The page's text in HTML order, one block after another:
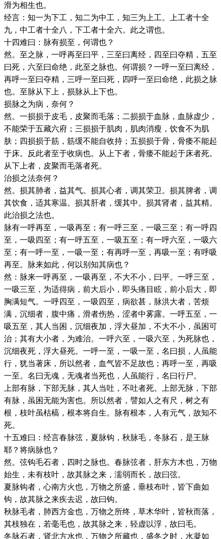
滑为相生也。
经言：知一为下工，知二为中工，知三为上工。上工者十全
九，中工者十全八，下工者十全六。此之谓也。
十四难曰：脉有损至，何谓也？
然。至之脉，一呼再至曰平，三至曰离经，四至曰夺精，五至
曰死，六至曰命绝，此至之脉也。何谓损？一呼一至曰离经，
再呼一至曰夺精，三呼一至曰死，四呼一至曰命绝，此损之脉
也。至脉从下上，损脉从上下也。
损脉之为病，奈何？
然。一损损于皮毛，皮聚而毛落；二损损于血脉，血脉虚少，
不能荣于五藏六府；三损损于肌肉，肌肉消瘦，饮食不为肌
肤；四损损于筋，筋缓不能自收持；五损损于骨，骨痿不能起
于床。反此者至于收病也。从上下者，骨痿不能起于床者死。
从下上者，皮聚而毛落者死。
治损之法奈何？
然。损其肺者，益其气。损其心者，调其荣卫。损其脾者，调
其饮食，适其寒温。损其肝者，缓其中。损其肾者，益其精。
此治损之法也。
脉有一呼再至，一吸再至；有一呼三至，一吸三至；有一呼四
至，一吸四至；有一呼五至，一吸五至；有一呼六至，一吸六
至；有一呼一至，一吸一至；有再呼一至，再吸一至；有呼吸
再至。脉来如此，何以别知其病也？
然：脉来一呼再至，一吸再至，不大不小，曰平。一呼三至，
一吸三至，为适得病，前大后小，即头痛目眩，前小后大，即
胸满短气。一呼四至，一吸四至，病欲甚，脉洪大者，苦烦
满，沉细者，腹中痛，滑者伤热，涩者中雾露。一呼五至，一
吸五至，其人当困，沉细夜加，浮大昼加，不大不小，虽困可
治；其有大小者，为难治。一呼六至，一吸六至，为死脉也，
沉细夜死，浮大昼死。一呼一至，一吸一至，名曰损，人虽能
行，犹当著床，所以然者，血气皆不足故也；再呼一至，再吸
一至。名曰无魂，无魂者当死也，人虽能行，名曰行尸。
上部有脉，下部无脉，其人当吐，不吐者死。上部无脉，下部
有脉，虽困无能为害也。所以然者，譬如人之有尺，树之有
根，枝叶虽枯槁，根本将自生。脉有根本，人有元气，故知不
死。
十五难曰：经言春脉弦，夏脉钩，秋脉毛，冬脉石，是王脉
耶？将病脉也？
然。弦钩毛石者，四时之脉也。春脉弦者，肝东方木也，万物
始生，未有枝叶，故其脉之来，濡弱而长，故曰弦。
夏脉钩者，心南方火也，万物之所盛，垂枝布叶，皆下曲如
钩，故其脉之来疾去迟，故曰钩。
秋脉毛者，肺西方金也，万物之所终，草木华叶，皆秋而落，
其枝独在，若毫毛也，故其脉之来，轻虚以浮，故曰毛。
冬脉石者，肾北方水也，万物之所藏也，盛冬之时，水凝如